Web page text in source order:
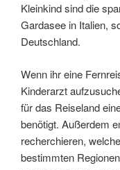
Kleinkind sind die
Gardasee in Italien,
Deutschland.
Wenn ihr eine
Kinderarzt
für das Reiseland
benötigt. Außerdem
recherchieren,
bestimmten